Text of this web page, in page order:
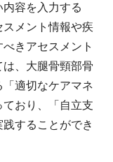
容を入力する
スメント情報や疾
きアセスメント
、大腿骨頸部骨
適切なケアマネ
おり、「自立支
することができ